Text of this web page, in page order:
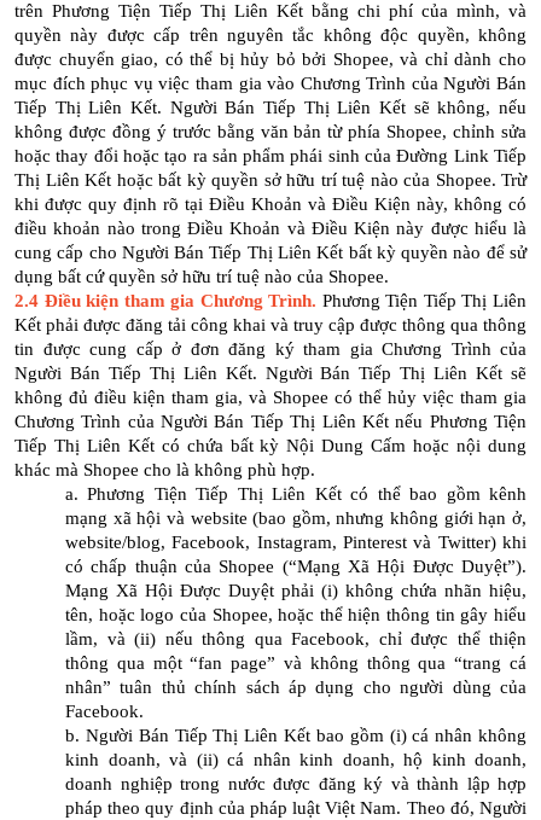
trên Phương Tiện Tiếp Thị Liên Kết bằng chi phí của mình, và
quyền này được cấp trên nguyên tắc không độc quyền, không
được chuyển giao, có thể bị hủy bỏ bởi Shopee, và chỉ dành cho
mục đích phục vụ việc tham gia vào Chương Trình của Người Bán
Tiếp Thị Liên Kết. Người Bán Tiếp Thị Liên Kết sẽ không, nếu
không được đồng ý trước bằng văn bản từ phía Shopee, chỉnh sửa
hoặc thay đổi hoặc tạo ra sản phẩm phái sinh của Đường Link Tiếp
Thị Liên Kết hoặc bất kỳ quyền sở hữu trí tuệ nào của Shopee. Trừ
khi được quy định rõ tại Điều Khoản và Điều Kiện này, không có
điều khoản nào trong Điều Khoản và Điều Kiện này được hiểu là
cung cấp cho Người Bán Tiếp Thị Liên Kết bất kỳ quyền nào để sử
dụng bất cứ quyền sở hữu trí tuệ nào của Shopee.
2.4 Điều kiện tham gia Chương Trình. Phương Tiện Tiếp Thị Liên
Kết phải được đăng tải công khai và truy cập được thông qua thông
tin được cung cấp ở đơn đăng ký tham gia Chương Trình của
Người Bán Tiếp Thị Liên Kết. Người Bán Tiếp Thị Liên Kết sẽ
không đủ điều kiện tham gia, và Shopee có thể hủy việc tham gia
Chương Trình của Người Bán Tiếp Thị Liên Kết nếu Phương Tiện
Tiếp Thị Liên Kết có chứa bất kỳ Nội Dung Cấm hoặc nội dung
khác mà Shopee cho là không phù hợp.
a. Phương Tiện Tiếp Thị Liên Kết có thể bao gồm kênh
mạng xã hội và website (bao gồm, nhưng không giới hạn ở,
website/blog, Facebook, Instagram, Pinterest và Twitter) khi
có chấp thuận của Shopee (“Mạng Xã Hội Được Duyệt”).
Mạng Xã Hội Được Duyệt phải (i) không chứa nhãn hiệu,
tên, hoặc logo của Shopee, hoặc thể hiện thông tin gây hiểu
lầm, và (ii) nếu thông qua Facebook, chỉ được thể thiện
thông qua một “fan page” và không thông qua “trang cá
nhân” tuân thủ chính sách áp dụng cho người dùng của
Facebook.
b. Người Bán Tiếp Thị Liên Kết bao gồm (i) cá nhân không
kinh doanh, và (ii) cá nhân kinh doanh, hộ kinh doanh,
doanh nghiệp trong nước được đăng ký và thành lập hợp
pháp theo quy định của pháp luật Việt Nam. Theo đó, Người